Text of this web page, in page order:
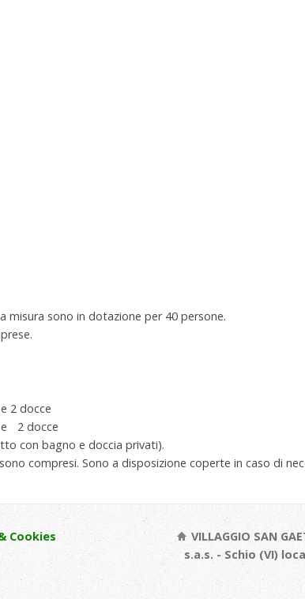
sono in dotazione per 40 persone.
2 docce
e 2 docce
con bagno e doccia privati).
compresi. Sono a disposizione coperte in caso di
Cookies
VILLAGGIO SAN
s.a.s. - Schio (VI)